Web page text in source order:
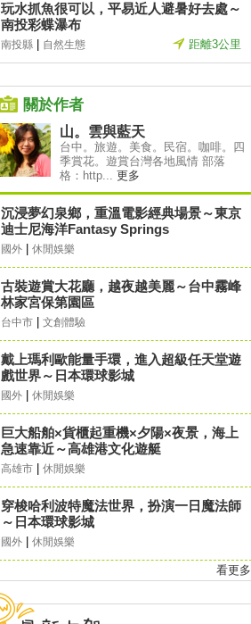
玩水抓魚很可以，平易近人避暑好去處～
南投彩蝶瀑布
南投縣 自然生態 距離3公里
關於作者
山。雲與藍天
台中。旅遊。美食。民宿。咖啡。四
季賞花。遊賞台灣各地風情 部落
格：http... 更多
沉浸夢幻泉鄉，重溫電影經典場景～東京
迪士尼海洋Fantasy Springs
國外 休閒娛樂
古裝遊賞大花廳，越夜越美麗～台中霧峰
林家宮保第園區
台中市 文創體驗
戴上瑪利歐能量手環，進入超級任天堂遊
戲世界～日本環球影城
國外 休閒娛樂
巨大船舶×貨櫃起重機×夕陽×夜景，海上
急速靠近～高雄港文化遊艇
高雄市 休閒娛樂
穿梭哈利波特魔法世界，扮演一日魔法師
～日本環球影城
國外 休閒娛樂
看更多